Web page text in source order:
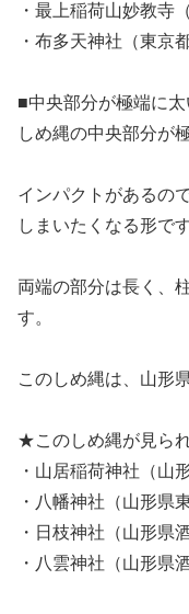
・最上稲荷山妙教寺
・布多天神社（東京
■中央部分が極端に
しめ縄の中央部分が
インパクトがあるの
しまいたくなる形です
両端の部分は長く、
す。
このしめ縄は、山形
★このしめ縄が見ら
・山居稲荷神社（山
・八幡神社（山形県
・日枝神社（山形県
・八雲神社（山形県